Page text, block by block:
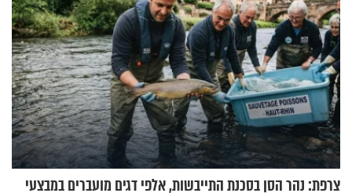
צרפת: נהר הסן בסכנת התייבשות, אלפי דגים מועברים במבצעי